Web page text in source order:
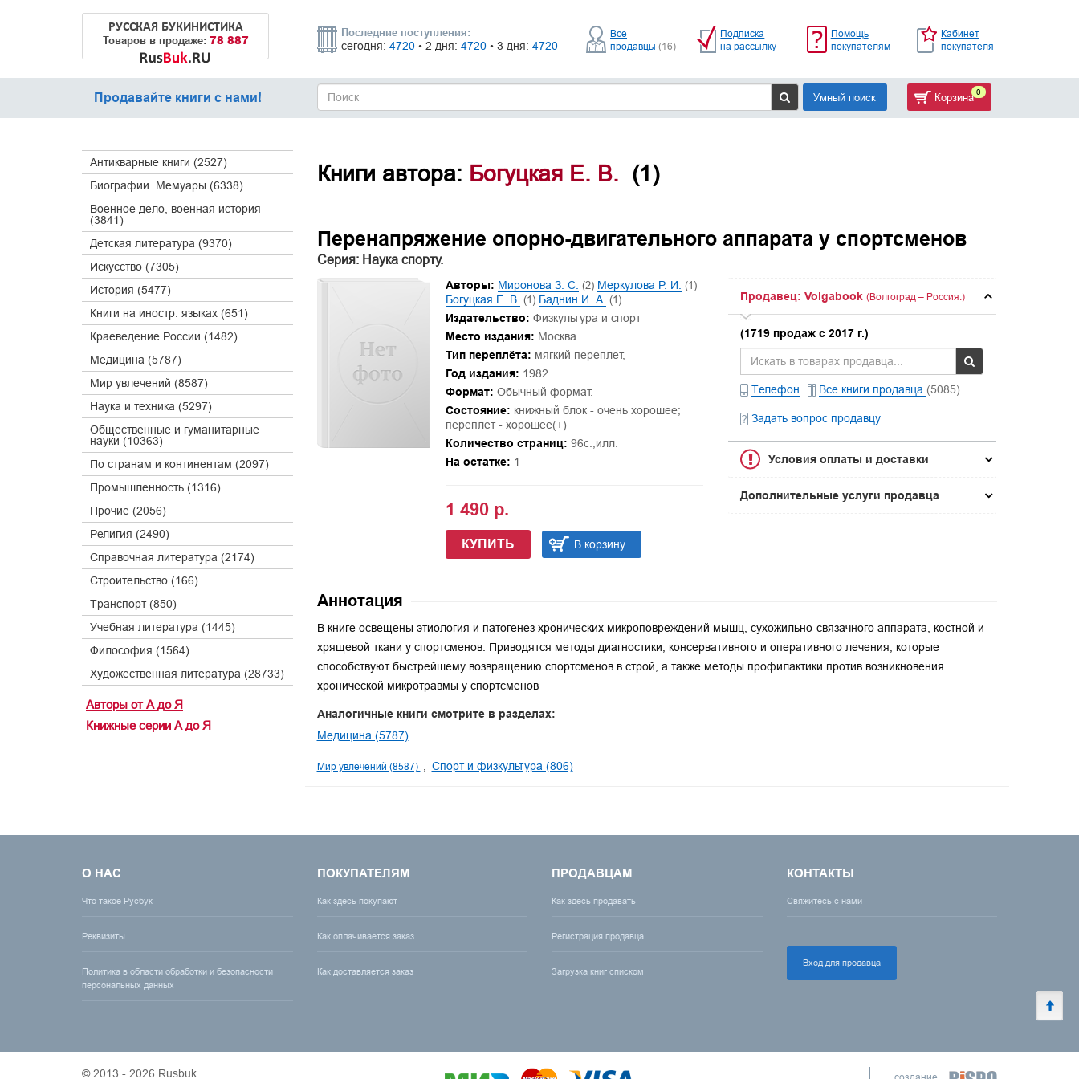
РУССКАЯ БУКИНИСТИКА
Товаров в продаже: 78 887
Последние поступления:
сегодня: 4720 • 2 дня: 4720 • 3 дня: 4720
Все
продавцы (16)
Подписка
на рассылку
Помощь
покупателям
Кабинет
покупателя
Продавайте книги с нами! Умный поиск Корзина 0
Антикварные книги (2527)
Биографии. Мемуары (6338)
Военное дело, военная история
(3841)
Детская литература (9370)
Искусство (7305)
История (5477)
Книги на иностр. языках (651)
Краеведение России (1482)
Медицина (5787)
Мир увлечений (8587)
Наука и техника (5297)
Общественные и гуманитарные
науки (10363)
По странам и континентам (2097)
Промышленность (1316)
Прочие (2056)
Религия (2490)
Справочная литература (2174)
Строительство (166)
Транспорт (850)
Учебная литература (1445)
Философия (1564)
Художественная литература (28733)
Авторы от А до Я
Книжные серии А до Я
Книги автора: Богуцкая Е. В. (1)
Перенапряжение опорно-двигательного аппарата у спортсменов
Серия: Наука спорту.
Авторы: Миронова З. С. (2) Меркулова Р. И. (1)
Богуцкая Е. В. (1) Баднин И. А. (1)
Издательство: Физкультура и спорт
Место издания: Москва
Тип переплёта: мягкий переплет,
Год издания: 1982
Формат: Обычный формат.
Состояние: книжный блок - очень хорошее;
переплет - хорошее(+)
Количество страниц: 96с.,илл.
На остатке: 1
1 490 р.
КУПИТЬ В корзину
Продавец: Volgabook (Волгоград – Россия.)
(1719 продаж с 2017 г.)
Телефон Все книги продавца (5085)
Задать вопрос продавцу
Условия оплаты и доставки
Дополнительные услуги продавца
Аннотация
В книге освещены этиология и патогенез хронических микроповреждений мышц, сухожильно-связачного аппарата, костной и
хрящевой ткани у спортсменов. Приводятся методы диагностики, консервативного и оперативного лечения, которые
способствуют быстрейшему возвращению спортсменов в строй, а также методы профилактики против возникновения
хронической микротравмы у спортсменов
Аналогичные книги смотрите в разделах:
Медицина (5787)
Мир увлечений (8587) Спорт и физкультура (806)
О НАС
Что такое Русбук
Реквизиты
Политика в области обработки и безопасности
персональных данных
ПОКУПАТЕЛЯМ
Как здесь покупают
Как оплачивается заказ
Как доставляется заказ
ПРОДАВЦАМ
Как здесь продавать
Регистрация продавца
Загрузка книг списком
КОНТАКТЫ
Свяжитесь с нами
Вход для продавца
© 2013 - 2026 Rusbuk